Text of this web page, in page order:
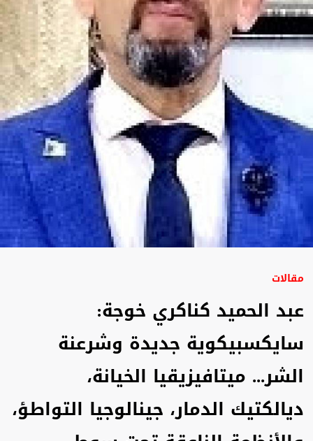
مقالات
عبد الحميد كناكري خوجة:
سايكسبيكوية جديدة وشرعنة
الشر... ميتافيزيقيا الخيانة،
ديالكتيك الدمار، جينالوجيا التواطؤ،